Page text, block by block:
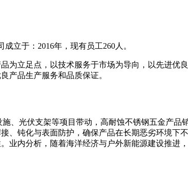
立于：2016年，现有员工260人。
为立足点，以技术服务于市场为导向，以先进优
产品生产服务和品质保证。
、光伏支架等项目带动，高耐蚀不锈钢五金产品
钝化与表面防护，确保产品在长期恶劣环境下
内分析，随着海洋经济与户外新能源建设推进